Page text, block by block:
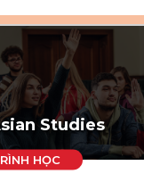
Ghi danh
Tham vấn Interlink
Studies